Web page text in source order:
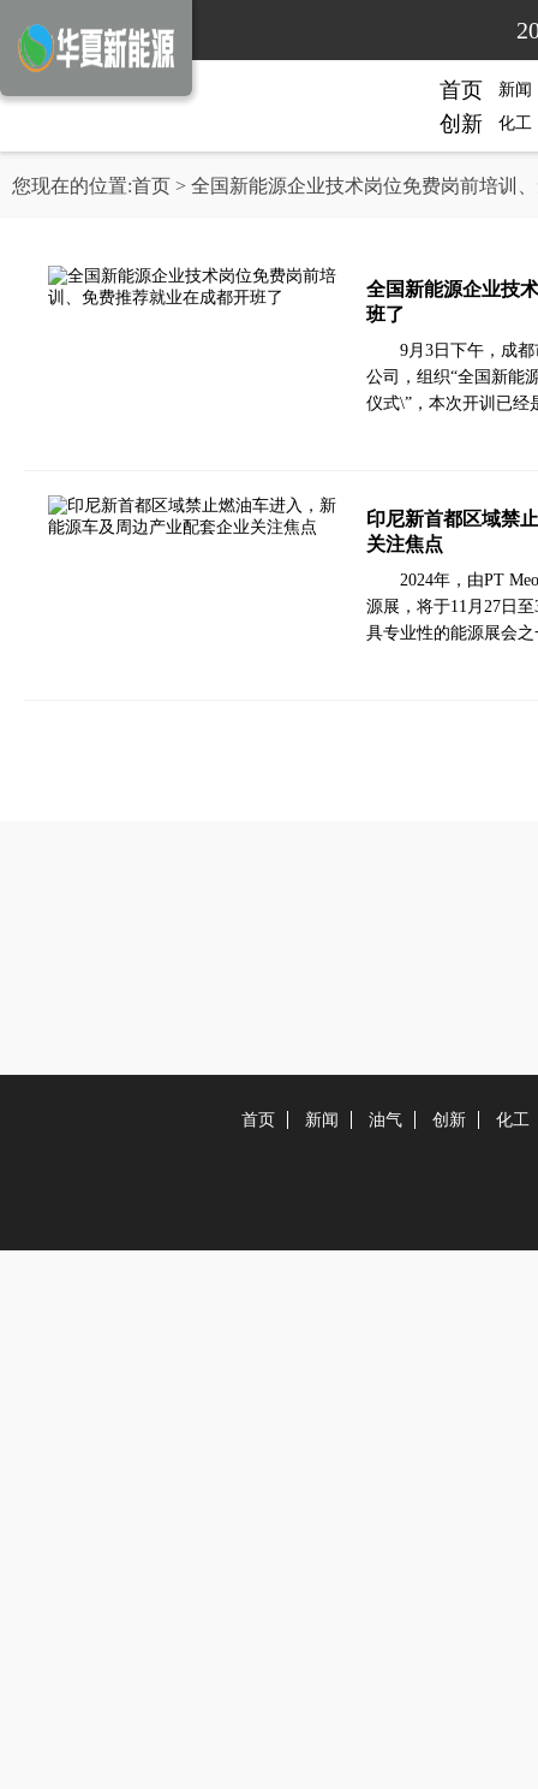
首页 新闻
创新 化工
您现在的位置:首页 > 全国新能源企业技术岗位免费岗前培训
全国新能源企业技
班了
9月3日下午，成
公司，组织“全国新能
仪式\”，本次开训已
印尼新首都区域禁
关注焦点
2024年，由PT
源展，将于11月27日
具专业性的能源展会
首页 新闻 油气 创新 化工